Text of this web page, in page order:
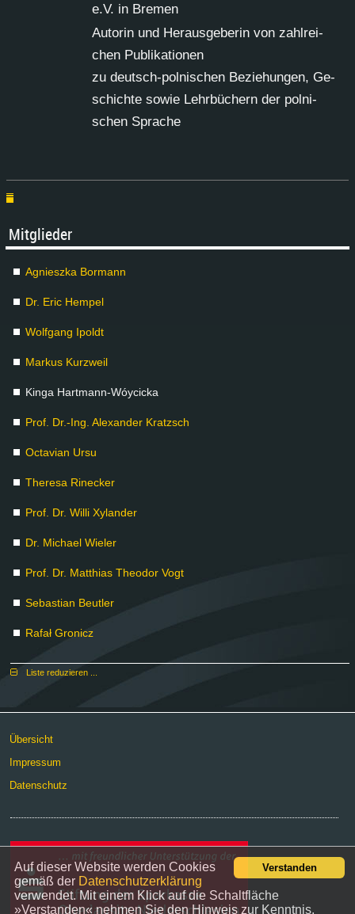
e.V. in Bre­men
Au­to­rin und Her­aus­ge­be­rin von zahl­rei­
chen Pu­bli­ka­tio­nen
zu deutsch-pol­ni­schen Be­zie­hun­gen, Ge­
schich­te so­wie Lehr­bü­chern der pol­ni­
schen Spra­che
Mit­glie­der
Agnies­z­ka Bor­mann
Dr. Eric Hem­pel
Wolf­gang Ipoldt
Mar­kus Kurz­weil
Kin­ga Hart­mann-Wóyci­cka
Prof. Dr.-Ing. Alex­an­der Kratzsch
Oc­ta­vi­an Ur­su
The­re­sa Ri­ne­cker
Prof. Dr. Wil­li Xy­lan­der
Dr. Mi­cha­el Wie­ler
Prof. Dr. Mat­thi­as Theo­dor Vogt
Se­bas­ti­an Beut­ler
Ra­fał Gro­nicz
Lis­te re­du­zie­ren ...
Über­sicht
Im­pres­sum
Da­ten­schutz
Verstanden
Auf dieser Website werden Cookies
gemäß der Datenschutzerklärung
verwendet. Mit einem Klick auf die Schaltfläche
»Verstanden« nehmen Sie den Hinweis zur Kenntnis.